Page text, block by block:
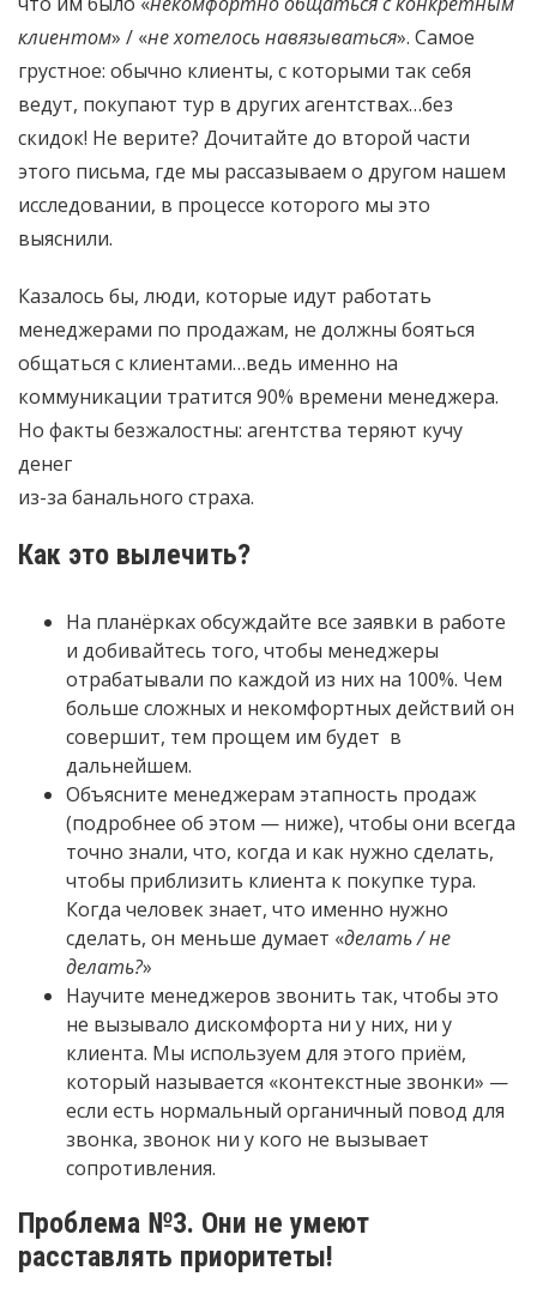
клиентом» / «не хотелось навязываться». Самое
грустное: обычно клиенты, с которыми так себя
ведут, покупают тур в других агентствах…без
скидок! Не верите? Дочитайте до второй части
этого письма, где мы рассазываем о другом нашем
исследовании, в процессе которого мы это
выяснили.
Казалось бы, люди, которые идут работать
менеджерами по продажам, не должны бояться
общаться с клиентами…ведь именно на
коммуникации тратится 90% времени менеджера.
Но факты безжалостны: агентства теряют кучу
денег
из-за банального страха.
Как это вылечить?
На планёрках обсуждайте все заявки в работе
и добивайтесь того, чтобы менеджеры
отрабатывали по каждой из них на 100%. Чем
больше сложных и некомфортных действий он
совершит, тем прощем им будет в
дальнейшем.
Объясните менеджерам этапность продаж
(подробнее об этом — ниже), чтобы они всегда
точно знали, что, когда и как нужно сделать,
чтобы приблизить клиента к покупке тура.
Когда человек знает, что именно нужно
сделать, он меньше думает «делать / не
делать?»
Научите менеджеров звонить так, чтобы это
не вызывало дискомфорта ни у них, ни у
клиента. Мы используем для этого приём,
который называется «контекстные звонки» —
если есть нормальный органичный повод для
звонка, звонок ни у кого не вызывает
сопротивления.
Проблема №3. Они не умеют
расставлять приоритеты!